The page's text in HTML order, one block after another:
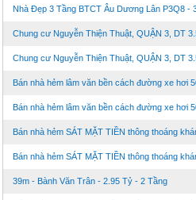
Nhà Đẹp 3 Tầng BTCT Âu Dương Lân P3Q8 -
Chung cư Nguyễn Thiện Thuật, QUẬN 3, DT
Chung cư Nguyễn Thiện Thuật, QUẬN 3, DT
Bán nhà hẻm lâm văn bền cách đường xe hơi
Bán nhà hẻm lâm văn bền cách đường xe hơi
Bán nhà hẻm SÁT MẶT TIỀN thông thoáng
Bán nhà hẻm SÁT MẶT TIỀN thông thoáng
39m - Bành Văn Trân - 2.95 Tỷ - 2 Tầng